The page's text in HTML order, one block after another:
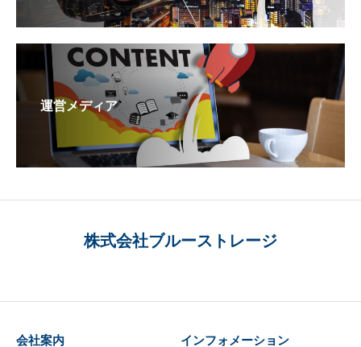
運営メディア
株式会社ブルーストレージ
会社案内 インフォメーション